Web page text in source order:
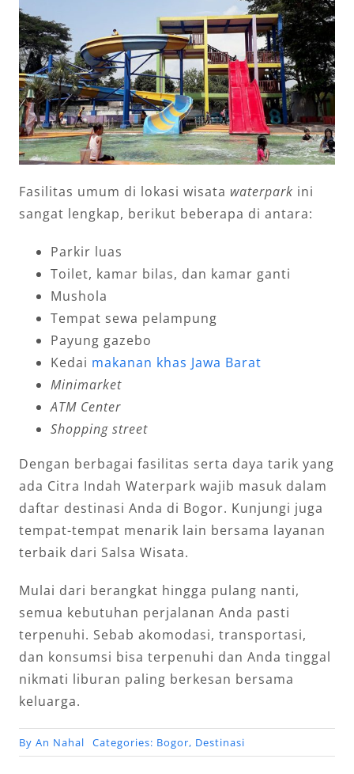
Fasilitas umum di lokasi wisata waterpark ini
sangat lengkap, berikut beberapa di antara:
Parkir luas
Toilet, kamar bilas, dan kamar ganti
Mushola
Tempat sewa pelampung
Payung gazebo
Kedai makanan khas Jawa Barat
Minimarket
ATM Center
Shopping street
Dengan berbagai fasilitas serta daya tarik yang
ada Citra Indah Waterpark wajib masuk dalam
daftar destinasi Anda di Bogor. Kunjungi juga
tempat-tempat menarik lain bersama layanan
terbaik dari Salsa Wisata.
Mulai dari berangkat hingga pulang nanti,
semua kebutuhan perjalanan Anda pasti
terpenuhi. Sebab akomodasi, transportasi,
dan konsumsi bisa terpenuhi dan Anda tinggal
nikmati liburan paling berkesan bersama
keluarga.
By An Nahal Categories: Bogor, Destinasi